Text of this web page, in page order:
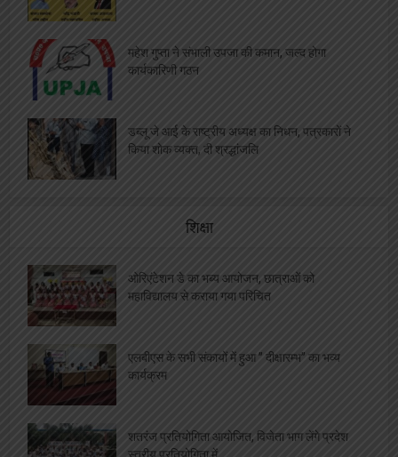
महेश गुप्ता ने संभाली उपजा की कमान, जल्द होगा
कार्यकारिणी गठन
डब्लू जे आई के राष्ट्रीय अध्यक्ष का निधन, पत्रकारों ने
किया शोक व्यक्त, दी श्रद्धांजलि
शिक्षा
ओरिएंटेशन डे का भब्य आयोजन, छात्राओं को
महाविद्यालय से कराया गया परिचित
एलबीएस के सभी संकायों में हुआ ” दीक्षारम्भ” का भव्य
कार्यक्रम
शतरंज प्रतियोगिता आयोजित, विजेता भाग लेंगे प्रदेश
स्तरीय प्रतियोगिता में